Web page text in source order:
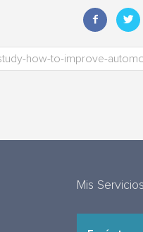
Mis Servicios